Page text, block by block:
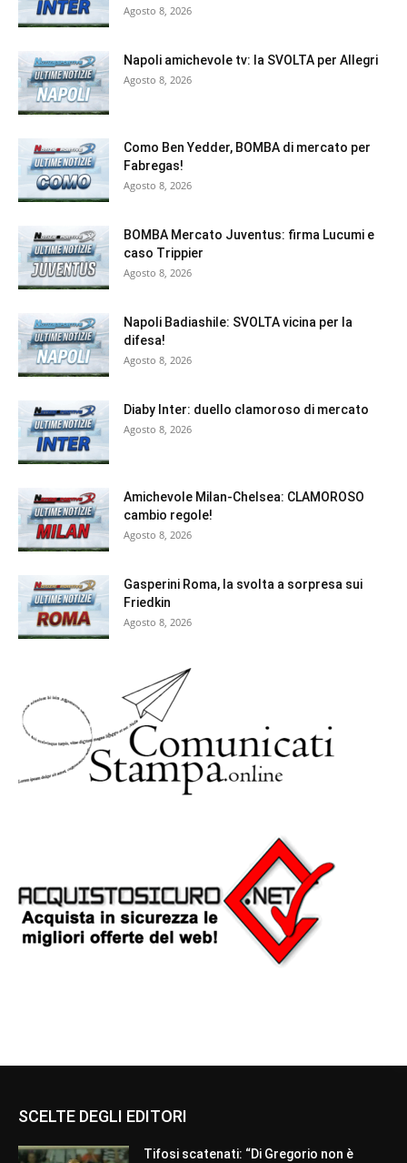
Agosto 8, 2026
Napoli amichevole tv: la SVOLTA per Allegri
Agosto 8, 2026
Como Ben Yedder, BOMBA di mercato per
Fabregas!
Agosto 8, 2026
BOMBA Mercato Juventus: firma Lucumi e
caso Trippier
Agosto 8, 2026
Napoli Badiashile: SVOLTA vicina per la
difesa!
Agosto 8, 2026
Diaby Inter: duello clamoroso di mercato
Agosto 8, 2026
Amichevole Milan-Chelsea: CLAMOROSO
cambio regole!
Agosto 8, 2026
Gasperini Roma, la svolta a sorpresa sui
Friedkin
Agosto 8, 2026
SCELTE DEGLI EDITORI
Tifosi scatenati: “Di Gregorio non è